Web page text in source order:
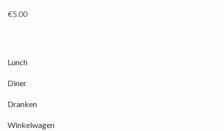
€5.00
Lunch
Diner
Dranken
Winkelwagen